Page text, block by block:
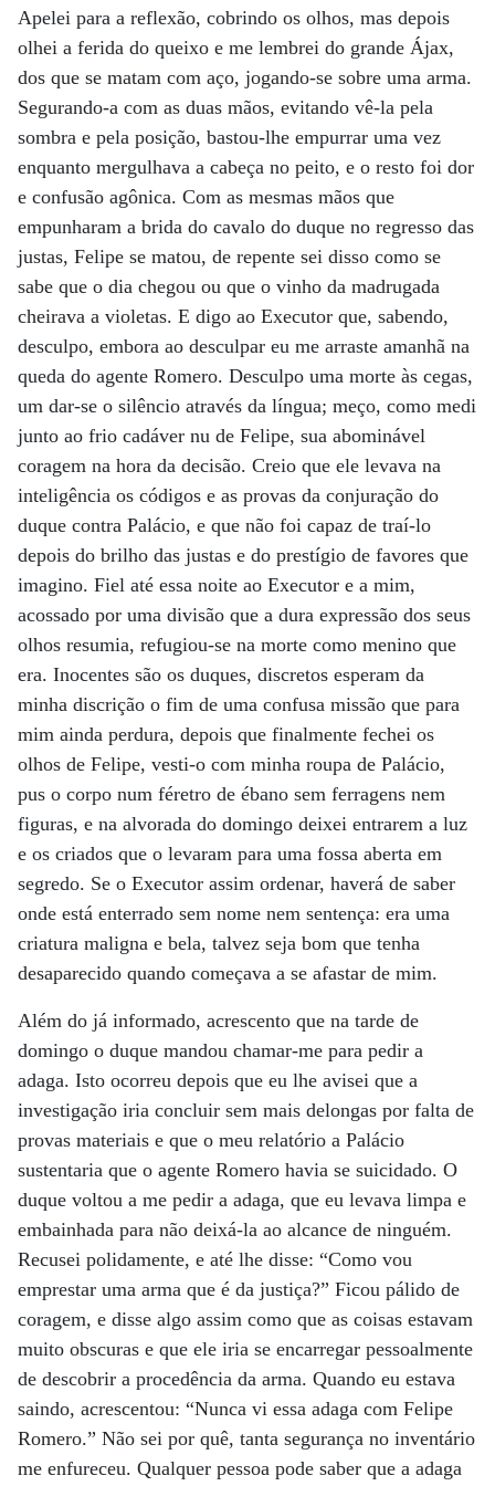
Apelei para a reflexão, cobrindo os olhos, mas depois
olhei a ferida do queixo e me lembrei do grande Ájax,
dos que se matam com aço, jogando-se sobre uma arma.
Segurando-a com as duas mãos, evitando vê-la pela
sombra e pela posição, bastou-lhe empurrar uma vez
enquanto mergulhava a cabeça no peito, e o resto foi dor
e confusão agônica. Com as mesmas mãos que
empunharam a brida do cavalo do duque no regresso das
justas, Felipe se matou, de repente sei disso como se
sabe que o dia chegou ou que o vinho da madrugada
cheirava a violetas. E digo ao Executor que, sabendo,
desculpo, embora ao desculpar eu me arraste amanhã na
queda do agente Romero. Desculpo uma morte às cegas,
um dar-se o silêncio através da língua; meço, como medi
junto ao frio cadáver nu de Felipe, sua abominável
coragem na hora da decisão. Creio que ele levava na
inteligência os códigos e as provas da conjuração do
duque contra Palácio, e que não foi capaz de traí-lo
depois do brilho das justas e do prestígio de favores que
imagino. Fiel até essa noite ao Executor e a mim,
acossado por uma divisão que a dura expressão dos seus
olhos resumia, refugiou-se na morte como menino que
era. Inocentes são os duques, discretos esperam da
minha discrição o fim de uma confusa missão que para
mim ainda perdura, depois que finalmente fechei os
olhos de Felipe, vesti-o com minha roupa de Palácio,
pus o corpo num féretro de ébano sem ferragens nem
figuras, e na alvorada do domingo deixei entrarem a luz
e os criados que o levaram para uma fossa aberta em
segredo. Se o Executor assim ordenar, haverá de saber
onde está enterrado sem nome nem sentença: era uma
criatura maligna e bela, talvez seja bom que tenha
desaparecido quando começava a se afastar de mim.
Além do já informado, acrescento que na tarde de
domingo o duque mandou chamar-me para pedir a
adaga. Isto ocorreu depois que eu lhe avisei que a
investigação iria concluir sem mais delongas por falta de
provas materiais e que o meu relatório a Palácio
sustentaria que o agente Romero havia se suicidado. O
duque voltou a me pedir a adaga, que eu levava limpa e
embainhada para não deixá-la ao alcance de ninguém.
Recusei polidamente, e até lhe disse: “Como vou
emprestar uma arma que é da justiça?” Ficou pálido de
coragem, e disse algo assim como que as coisas estavam
muito obscuras e que ele iria se encarregar pessoalmente
de descobrir a procedência da arma. Quando eu estava
saindo, acrescentou: “Nunca vi essa adaga com Felipe
Romero.” Não sei por quê, tanta segurança no inventário
me enfureceu. Qualquer pessoa pode saber que a adaga